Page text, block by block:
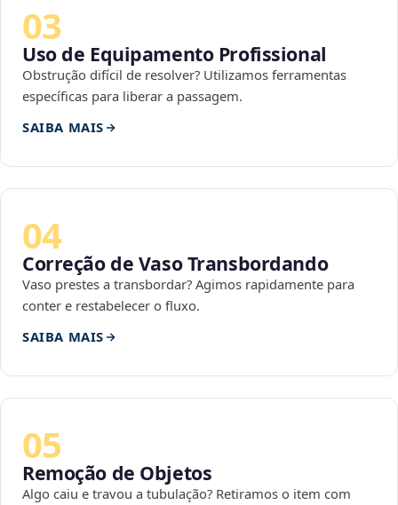
03
Uso de Equipamento Profissional
Obstrução difícil de resolver? Utilizamos ferramentas
específicas para liberar a passagem.
SAIBA MAIS
04
Correção de Vaso Transbordando
Vaso prestes a transbordar? Agimos rapidamente para
conter e restabelecer o fluxo.
SAIBA MAIS
05
Remoção de Objetos
Algo caiu e travou a tubulação? Retiramos o item com